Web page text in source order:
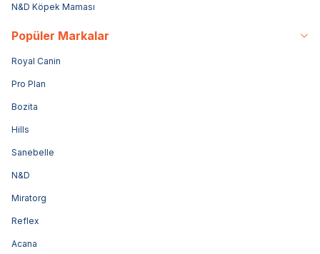
N&D Köpek Maması
Popüler Markalar
Royal Canin
Pro Plan
Bozita
Hills
Sanebelle
N&D
Miratorg
Reflex
Acana